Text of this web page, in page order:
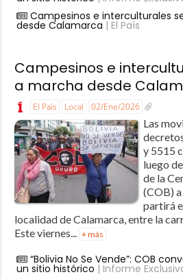
Campesinos e interculturales
desde Calamarca | El País
Campesinos e
a marcha desde
El País Local 02/Ene/2026
Las
y 5515
luego
de la
(COB)
partirá
localidad de Calamarca, entre la
Este viernes... + más
“Bolivia No Se Vende”: COB
un sitio histórico | Informe